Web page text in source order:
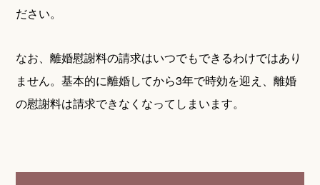
ださい。
なお、離婚慰謝料の請求はいつでもできるわけではあり
ません。基本的に離婚してから3年で時効を迎え、離婚
の慰謝料は請求できなくなってしまいます。